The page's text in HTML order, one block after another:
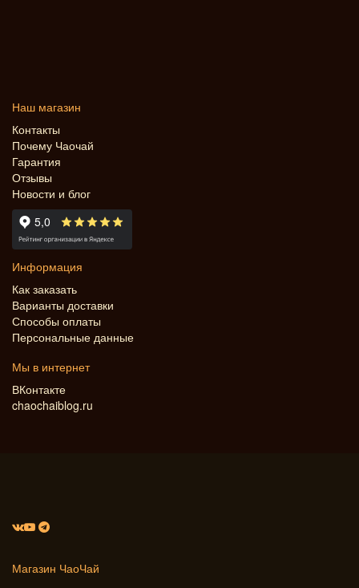
Наш магазин
Контакты
Почему Чаочай
Гарантия
Отзывы
Новости и блог
Информация
Как заказать
Варианты доставки
Способы оплаты
Персональные данные
Мы в интернет
ВКонтакте
chaochaiblog.ru
Магазин ЧаоЧай